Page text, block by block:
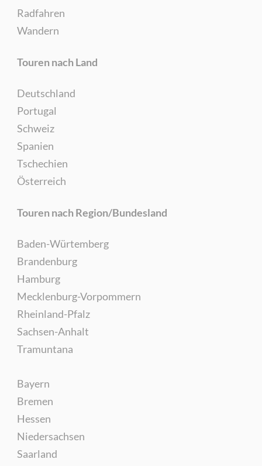
Radfahren
Wandern
Touren nach Land
Deutschland
Portugal
Schweiz
Spanien
Tschechien
Österreich
Touren nach Region/Bundesland
Baden-Würtemberg
Brandenburg
Hamburg
Mecklenburg-Vorpommern
Rheinland-Pfalz
Sachsen-Anhalt
Tramuntana
Bayern
Bremen
Hessen
Niedersachsen
Saarland